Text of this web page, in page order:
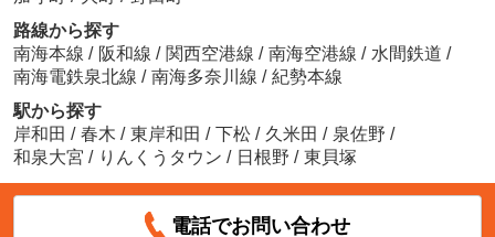
路線から探す
南海本線 / 阪和線 / 関西空港線 / 南海空港線 / 水間鉄道 /
南海電鉄泉北線 / 南海多奈川線 / 紀勢本線
駅から探す
岸和田 / 春木 / 東岸和田 / 下松 / 久米田 / 泉佐野 /
和泉大宮 / りんくうタウン / 日根野 / 東貝塚
電話でお問い合わせ